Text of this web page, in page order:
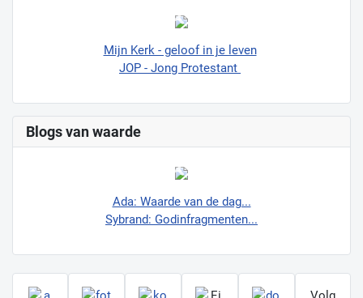
Mijn Kerk - geloof in je leven
JOP - Jong Protestant
Blogs van waarde
Ada: Waarde van de dag...
Sybrand: Godinfragmenten...